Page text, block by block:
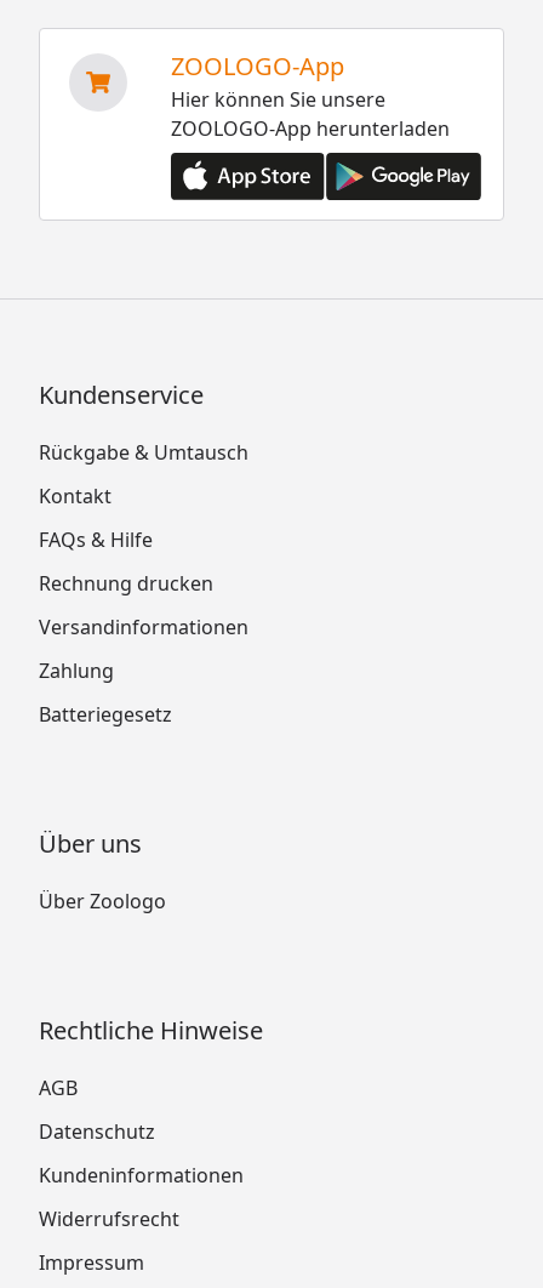
ZOOLOGO-App
Hier können Sie unsere
ZOOLOGO-App herunterladen
Kundenservice
Rückgabe & Umtausch
Kontakt
FAQs & Hilfe
Rechnung drucken
Versandinformationen
Zahlung
Batteriegesetz
Über uns
Über Zoologo
Rechtliche Hinweise
AGB
Datenschutz
Kundeninformationen
Widerrufsrecht
Impressum